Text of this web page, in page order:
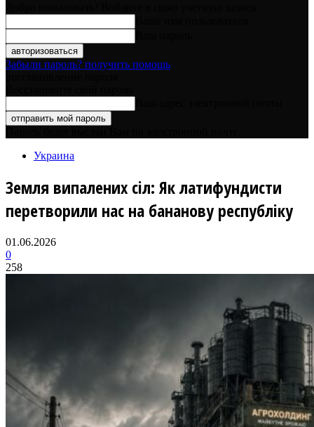
Забыли пароль? получить помощь
Украина
Земля випалених сіл: Як латифундисти
перетворили нас на бананову республіку
01.06.2026
0
258